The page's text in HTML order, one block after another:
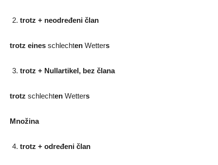
trotz + neodređeni član
trotz eines schlechten Wetters
trotz + Nullartikel, bez člana
trotz schlechten Wetters
Množina
trotz + određeni član